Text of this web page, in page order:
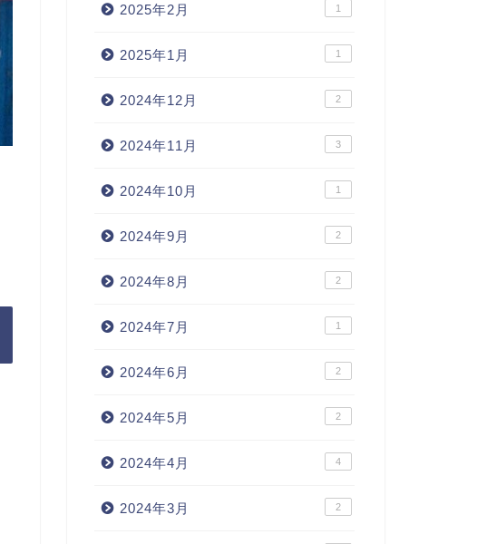
2025年2月 1
2025年1月 1
2024年12月 2
2024年11月 3
2024年10月 1
2024年9月 2
2024年8月 2
2024年7月 1
2024年6月 2
2024年5月 2
2024年4月 4
2024年3月 2